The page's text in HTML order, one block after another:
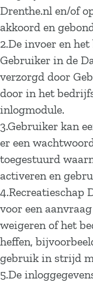
Drenthe.nl en/of
akkoord en
2.De invoer en
Gebruiker in de
verzorgd door
door in het
inlogmodule.
3.Gebruiker kan
er een
toegestuurd
activeren en
4.Recreatieschap
voor een
weigeren of het
heffen,
gebruik in strijd
5.De